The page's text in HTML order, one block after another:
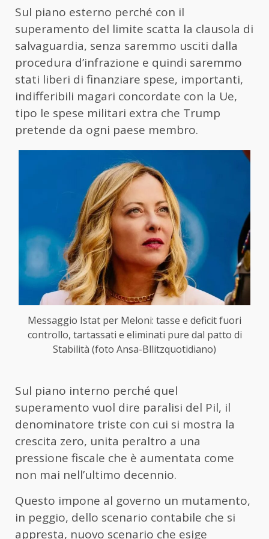
Sul piano esterno perché con il
superamento del limite scatta la clausola di
salvaguardia, senza saremmo usciti dalla
procedura d’infrazione e quindi saremmo
stati liberi di finanziare spese, importanti,
indifferibili magari concordate con la Ue,
tipo le spese militari extra che Trump
pretende da ogni paese membro.
Messaggio Istat per Meloni: tasse e deficit fuori
controllo, tartassati e eliminati pure dal patto di
Stabilità (foto Ansa-Bllitzquotidiano)
Sul piano interno perché quel
superamento vuol dire paralisi del Pil, il
denominatore triste con cui si mostra la
crescita zero, unita peraltro a una
pressione fiscale che è aumentata come
non mai nell’ultimo decennio.
Questo impone al governo un mutamento,
in peggio, dello scenario contabile che si
appresta, nuovo scenario che esige